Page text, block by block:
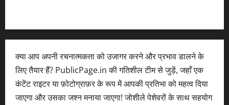
क्या आप अपनी रचनात्मकता को उजागर करने और प्रभाव डालने के
लिए तैयार हैं? PublicPage.in की गतिशील टीम से जुड़ें, जहाँ एक
कंटेंट राइटर या फ़ोटोग्राफ़र के रूप में आपकी प्रतिभा को महत्व दिया
जाएगा और उसका जश्न मनाया जाएगा! जोशीले पेशेवरों के साथ सहयोग